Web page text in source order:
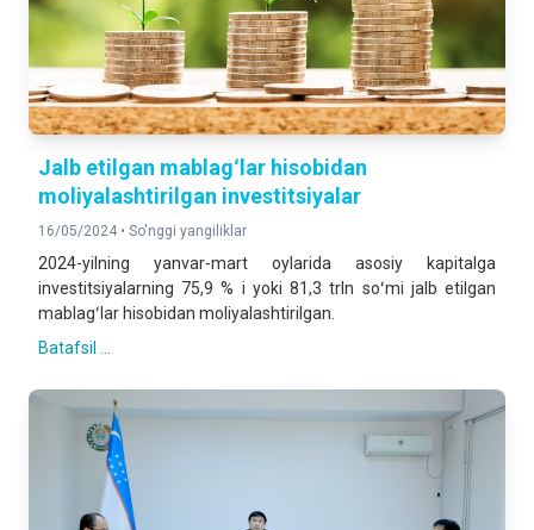
Jalb etilgan mablagʻlar hisobidan
moliyalashtirilgan investitsiyalar
16/05/2024 • So'nggi yangiliklar
2024-yilning yanvar-mart oylarida asosiy kapitalga
investitsiyalarning 75,9 % i yoki 81,3 trln soʻmi jalb etilgan
mablagʻlar hisobidan moliyalashtirilgan.
Batafsil ...